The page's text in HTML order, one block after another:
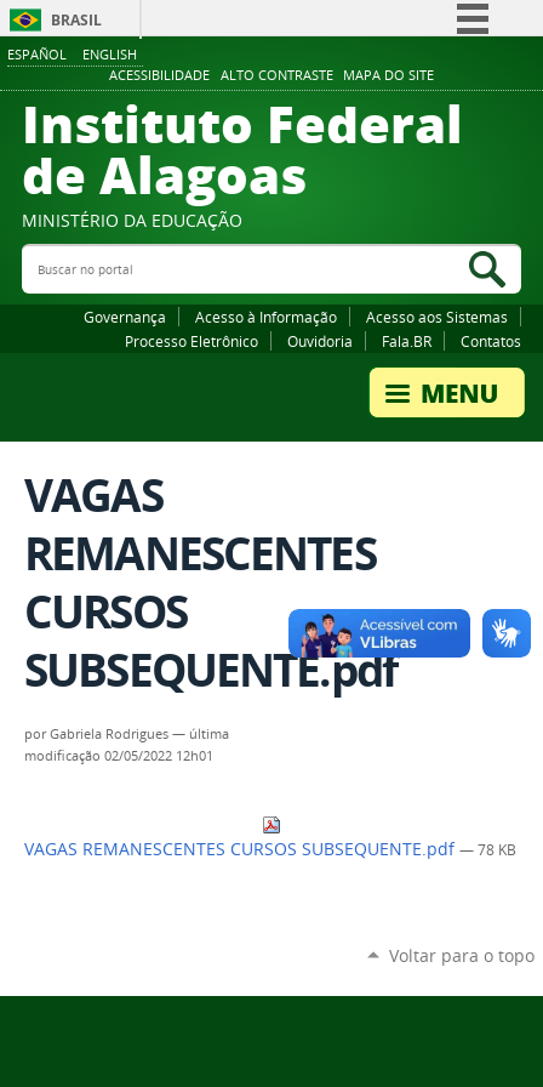
ESPAÑOL ENGLISH
ACESSIBILIDADE ALTO CONTRASTE MAPA DO SITE
BRASIL
Comunica BR
Participe
Canais
Instituto Federal
de Alagoas
MINISTÉRIO DA EDUCAÇÃO
Buscar no portal
Governança Acesso à Informação
Acesso aos Sistemas
Processo Eletrônico
Ouvidoria Fala.BR Contatos
VAGAS
REMANESCENTES
CURSOS
SUBSEQUENTE.pdf
porGabriela Rodrigues — última
modificação 02/05/2022 12h01
VAGAS REMANESCENTES CURSOS SUBSEQUENTE.pdf — 78 KB
Voltar para o topo